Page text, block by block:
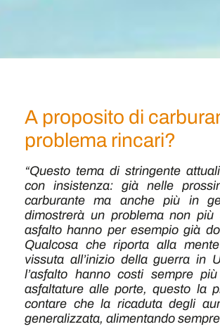
A proposito di
problema rincari?
“Questo tema di stringente
con insistenza: già nelle
carburante ma anche più in
dimostrerà un problema non
asfalto hanno per esempio già
Qualcosa che riporta alla
vissuta all’inizio della guerra in
l’asfalto hanno costi sempre
asfaltature alle porte, questo la
contare che la ricaduta degli
generalizzata, alimentando